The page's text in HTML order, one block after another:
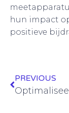
hun impact
positieve
PREVIOUS